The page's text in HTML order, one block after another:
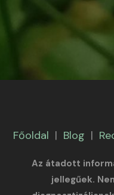
Főoldal | Blog |
Az átadott
jellegűek.